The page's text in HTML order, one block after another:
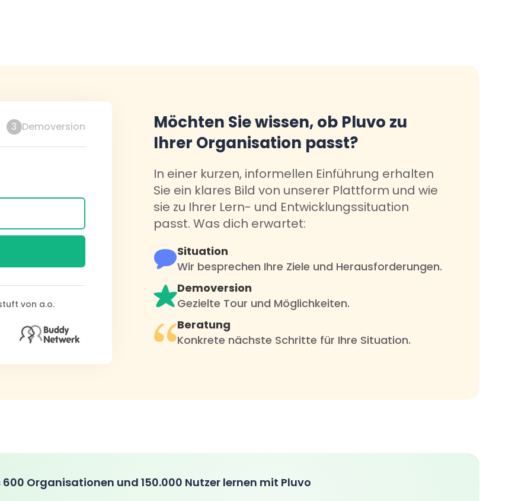
3 Demoversion
von a.o.
Möchten Sie wissen, ob Pluvo zu
Ihrer Organisation passt?
In einer kurzen, informellen Einführung erhalten
Sie ein klares Bild von unserer Plattform und wie
sie zu Ihrer Lern- und Entwicklungssituation
passt. Was dich erwartet:
Situation
Wir besprechen Ihre Ziele und Herausforderungen.
Demoversion
Gezielte Tour und Möglichkeiten.
Beratung
Konkrete nächste Schritte für Ihre Situation.
600 Organisationen und 150.000 Nutzer lernen mit Pluvo